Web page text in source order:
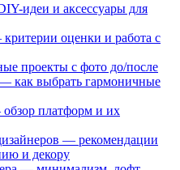
идеи и аксессуары для
оценки и работа с
проекты с фото до/после
как выбрать гармоничные
платформ и их
— рекомендации
и декору